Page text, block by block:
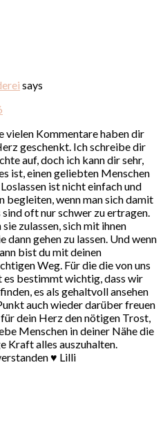
says
vielen Kommentare haben dir
geschenkt. Ich schreibe dir
auf, doch ich kann dir sehr,
ist, einen geliebten Menschen
ist nicht einfach und
begleiten, wenn man sich damit
oft nur schwer zu ertragen.
zulassen, sich mit ihnen
dann gehen zu lassen. Und wenn
bist du mit deinen
Weg. Für die die von uns
es bestimmt wichtig, dass wir
es als gehaltvoll ansehen
auch wieder darüber freuen
dein Herz den nötigen Trost,
Menschen in deiner Nähe die
Kraft alles auszuhalten.
♥ Lilli